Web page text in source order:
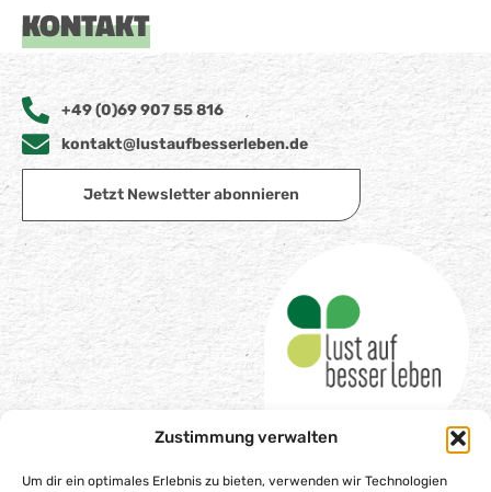
Zustimmung verwalten
Um dir ein optimales Erlebnis zu bieten, verwenden wir Technologien
KONTAKT
+49 (0)69 907 55 816
kontakt@lustaufbesserleben.de
Jetzt Newsletter abonnieren